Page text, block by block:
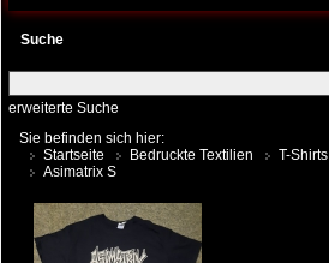
Suche
erweiterte Suche
Sie befinden sich hier:
Startseite
Bedruckte Textilien T-Shirts
Asimatrix S